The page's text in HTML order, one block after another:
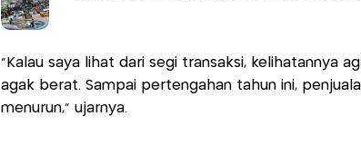
"Kalau saya lihat dari segi transaksi, kelihatannya
agak berat. Sampai pertengahan tahun ini,
menurun," ujarnya.